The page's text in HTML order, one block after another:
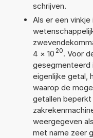
schrijven.
Als er een
4 × 10 20. Voor
gesegmenteerd
eigenlijke getal,
waarop de
getallen beperkt
weergegeven
met name zeer